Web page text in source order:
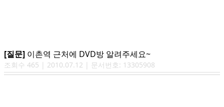
[질문] 이촌역 근처에 DVD방 알려주세요~
조회수 465 | 2010.07.12 | 문서번호: 13305908